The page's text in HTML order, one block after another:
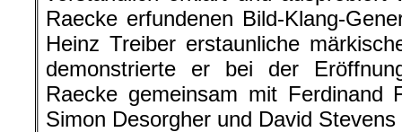
Raecke erfundenen Bild-Klang-
Heinz Treiber erstaunliche
demonstrierte er bei der
Raecke gemeinsam mit Ferdinand
Simon Desorgher und David